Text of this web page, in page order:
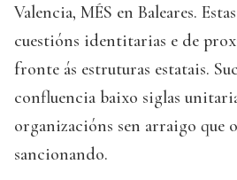
Valencia, MÉS en Baleares.
cuestións identitarias e de
fronte ás estruturas estatais.
confluencia baixo siglas
organizacións sen arraigo que
sancionando.